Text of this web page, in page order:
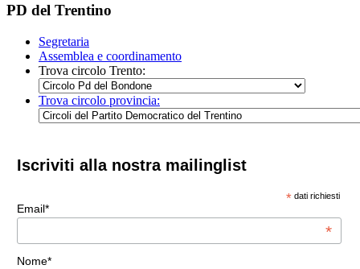
PD del Trentino
Segretaria
Assemblea e coordinamento
Trova circolo Trento:
Trova circolo provincia:
Iscriviti alla nostra mailinglist
* dati richiesti
Email*
*
Nome*